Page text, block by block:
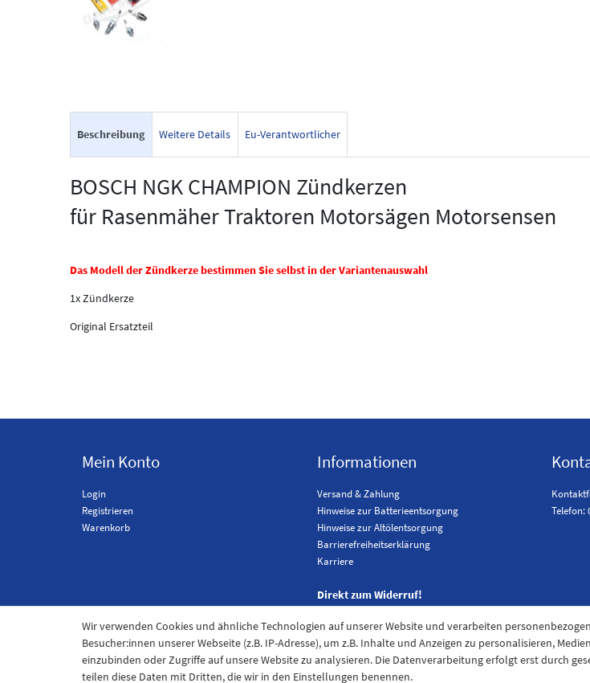
Beschreibung Weitere Details Eu-Verantwortlicher
BOSCH NGK CHAMPION Zündkerzen
für Rasenmäher Traktoren Motorsägen Motorsensen
Das Modell der Zündkerze bestimmen Sie selbst in der Variantenauswahl
1x Zündkerze
Original Ersatzteil
Mein Konto
Login
Registrieren
Warenkorb
Informationen
Versand & Zahlung
Hinweise zur Batterieentsorgung
Hinweise zur Altölentsorgung
Barrierefreiheitserklärung
Karriere
Direkt zum Widerruf!
Telefon:
Wir verwenden Cookies und ähnliche Technologien auf unserer Website und verarbeiten
Besucher:innen unserer Webseite (z.B. IP-Adresse), um z.B. Inhalte und Anzeigen zu personalisieren,
einzubinden oder Zugriffe auf unsere Website zu analysieren. Die Datenverarbeitung erfolgt erst durch
teilen diese Daten mit Dritten, die wir in den Einstellungen benennen.